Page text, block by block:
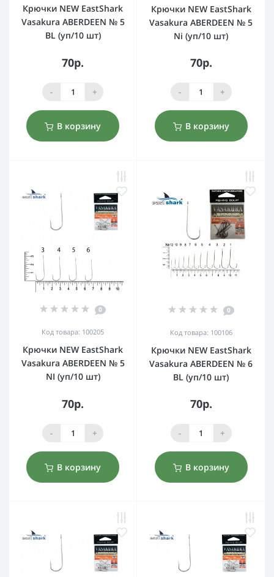
Крючки NEW EastShark
Vasakura ABERDEEN № 5
BL (уп/10 шт)
70р.
- +
В корзину
Крючки NEW EastShark
Vasakura ABERDEEN № 5
Ni (уп/10 шт)
70р.
- +
В корзину
0
Код товара: 100205
Крючки NEW EastShark
Vasakura ABERDEEN № 5
NI (уп/10 шт)
70р.
- +
В корзину
0
Код товара: 100106
Крючки NEW EastShark
Vasakura ABERDEEN № 6
BL (уп/10 шт)
70р.
- +
В корзину